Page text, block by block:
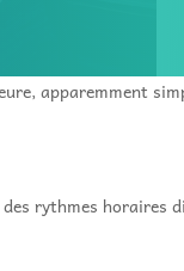
apparemment
rythmes horaires